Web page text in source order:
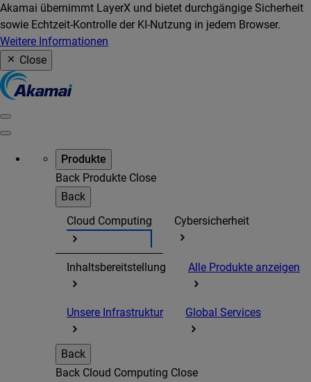
Akamai übernimmt LayerX und bietet durchgängige Sicherheit
sowie Echtzeit-Kontrolle der KI-Nutzung in jedem Browser.
Weitere Informationen
Close
Produkte
Back Produkte Close
Back
Cloud Computing
Cybersicherheit
Inhaltsbereitstellung Alle Produkte anzeigen
Unsere Infrastruktur Global Services
Back
Back Cloud Computing Close